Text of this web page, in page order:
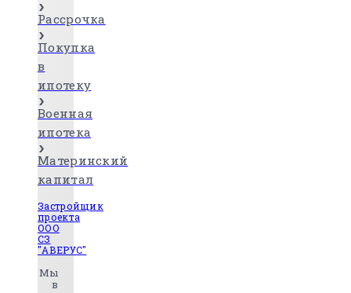
Рассрочка
Покупка
в
ипотеку
Военная
ипотека
Материнский
капитал
Застройщик
проекта
ООО
СЗ
"АВЕРУС"
Мы
в